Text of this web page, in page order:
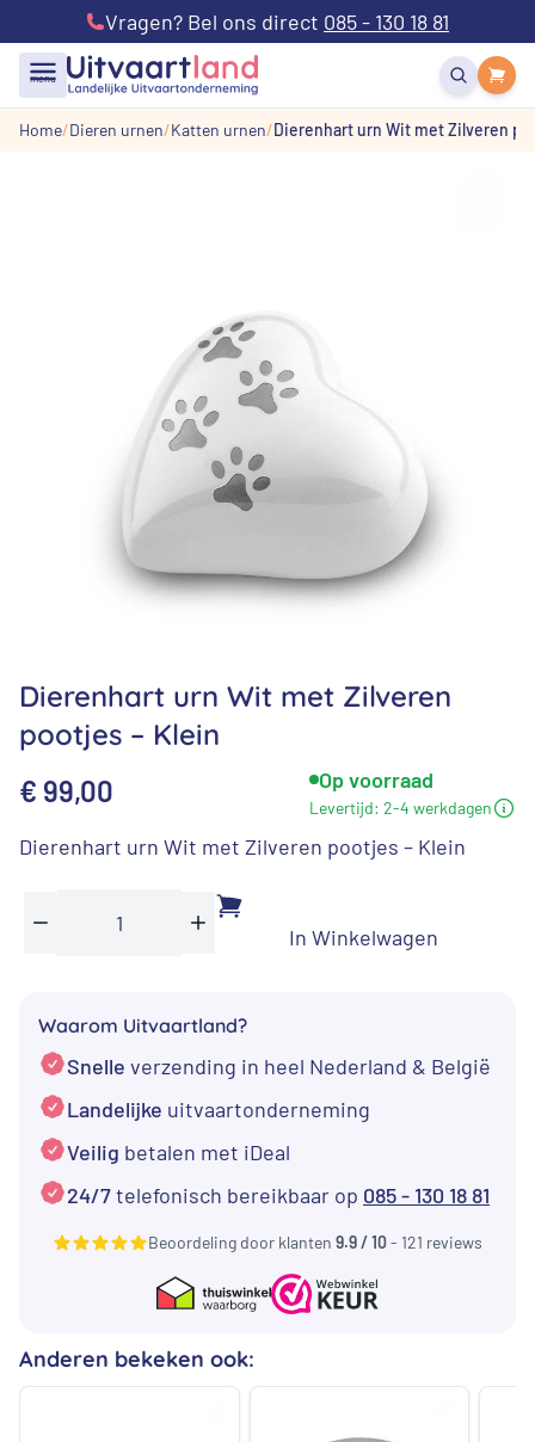
Vragen? Bel ons direct 085 - 130 18 81
menu
Home Dieren urnen Katten urnen Dierenhart urn Wit met Zilveren
Dierenhart urn Wit met Zilveren
pootjes – Klein
€ 99,00 Op voorraad
Levertijd: 2-4 werkdagen
Dierenhart urn Wit met Zilveren pootjes – Klein
Dierenhart
met
Zilveren
pootjes
aantal
In Winkelwagen
Waarom Uitvaartland?
Snelle verzending in heel Nederland & België
Landelijke uitvaartonderneming
Veilig betalen met iDeal
24/7telefonisch bereikbaar op 085 - 130 18 81
Beoordeling door klanten 9.9 / 10- 121 reviews
Anderen bekeken ook: